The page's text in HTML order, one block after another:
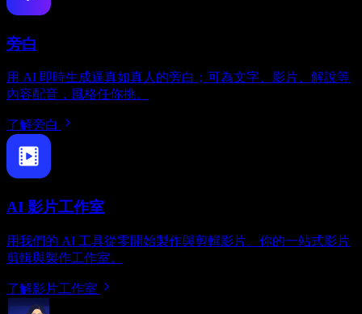
旁白
用 AI 即時生成逼真如真人的旁白；可為文字、影片、解說等
內容配音，風格任你挑。
了解旁白
AI 影片工作室
用我們的 AI 工具從零開始製作與剪輯影片。你的一站式影片
剪輯與製作工作室。
了解影片工作室